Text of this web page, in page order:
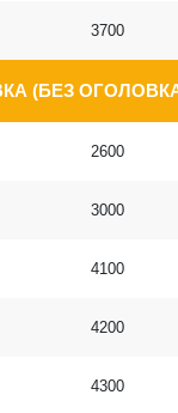
3700
(БЕЗ
2600
3000
4100
4200
4300